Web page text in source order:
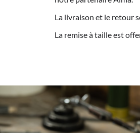
La livraison et le retour
La remise à taille est